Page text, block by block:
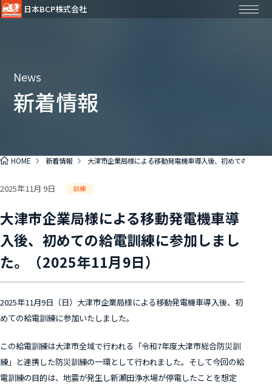
日本BCP株式会社
News
新着情報
HOME 新着情報 大津市企業局様による移動発電機車導入後、初めての給電
2025年11月 9日 訓練
大津市企業局様による移動発電機車導
入後、初めての給電訓練に参加しまし
た。（2025年11月9日）
2025年11月9日（日）大津市企業局様による移動発電機車導入後、初
めての給電訓練に参加いたしました。
この給電訓練は大津市全域で行われる「令和7年度大津市総合防災訓
練」と連携した防災訓練の一環として行われました。そして今回の給
電訓練の目的は、地震が発生し新瀬田浄水場が停電したことを想定